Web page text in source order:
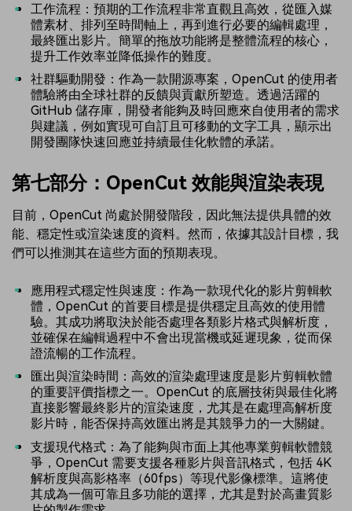
工作流程：預期的工作流程非常直觀且高效，從匯入媒
體素材、排列至時間軸上，再到進行必要的編輯處理，
最終匯出影片。簡單的拖放功能將是整體流程的核心，
提升工作效率並降低操作的難度。
社群驅動開發：作為一款開源專案，OpenCut 的使用者
體驗將由全球社群的反饋與貢獻所塑造。透過活躍的
GitHub 儲存庫，開發者能夠及時回應來自使用者的需求
與建議，例如實現可自訂且可移動的文字工具，顯示出
開發團隊快速回應並持續最佳化軟體的承諾。
第七部分：OpenCut 效能與渲染表現
目前，OpenCut 尚處於開發階段，因此無法提供具體的效
能、穩定性或渲染速度的資料。然而，依據其設計目標，我
們可以推測其在這些方面的預期表現。
應用程式穩定性與速度：作為一款現代化的影片剪輯軟
體，OpenCut 的首要目標是提供穩定且高效的使用體
驗。其成功將取決於能否處理各類影片格式與解析度，
並確保在編輯過程中不會出現當機或延遲現象，從而保
證流暢的工作流程。
匯出與渲染時間：高效的渲染處理速度是影片剪輯軟體
的重要評價指標之一。OpenCut 的底層技術與最佳化將
直接影響最終影片的渲染速度，尤其是在處理高解析度
影片時，能否保持高效匯出將是其競爭力的一大關鍵。
支援現代格式：為了能夠與市面上其他專業剪輯軟體競
爭，OpenCut 需要支援各種影片與音訊格式，包括 4K
解析度與高影格率（60fps）等現代影像標準。這將使
其成為一個可靠且多功能的選擇，尤其是對於高畫質影